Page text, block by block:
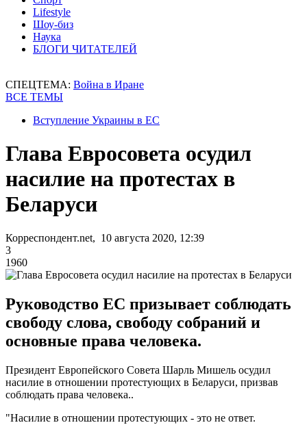
Lifestyle
Шоу-биз
Наука
БЛОГИ ЧИТАТЕЛЕЙ
СПЕЦТЕМА: Война в Иране
ВСЕ ТЕМЫ
Вступление Украины в ЕС
Глава Евросовета осудил
насилие на протестах в
Беларуси
Корреспондент.net, 10 августа 2020, 12:39
3
1960
Руководство ЕС призывает соблюдать
свободу слова, свободу собраний и
основные права человека.
Президент Европейского Совета Шарль Мишель осудил
насилие в отношении протестующих в Беларуси, призвав
соблюдать права человека..
"Насилие в отношении протестующих - это не ответ.